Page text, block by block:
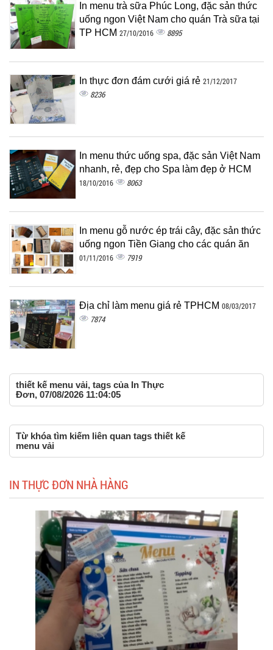
In menu trà sữa Phúc Long, đặc sản thức
uống ngon Việt Nam cho quán Trà sữa tại
TP HCM 27/10/2016 8895
In thực đơn đám cưới giá rẻ 21/12/2017
8236
In menu thức uống spa, đặc sản Việt Nam
nhanh, rẻ, đẹp cho Spa làm đẹp ở HCM
18/10/2016 8063
In menu gỗ nước ép trái cây, đặc sản thức
uống ngon Tiền Giang cho các quán ăn
01/11/2016 7919
Địa chỉ làm menu giá rẻ TPHCM 08/03/2017
7874
thiết kế menu vải, tags của In Thực
Đơn, 07/08/2026 11:04:05
Từ khóa tìm kiếm liên quan tags thiết kế
menu vải
IN THỰC ĐƠN NHÀ HÀNG